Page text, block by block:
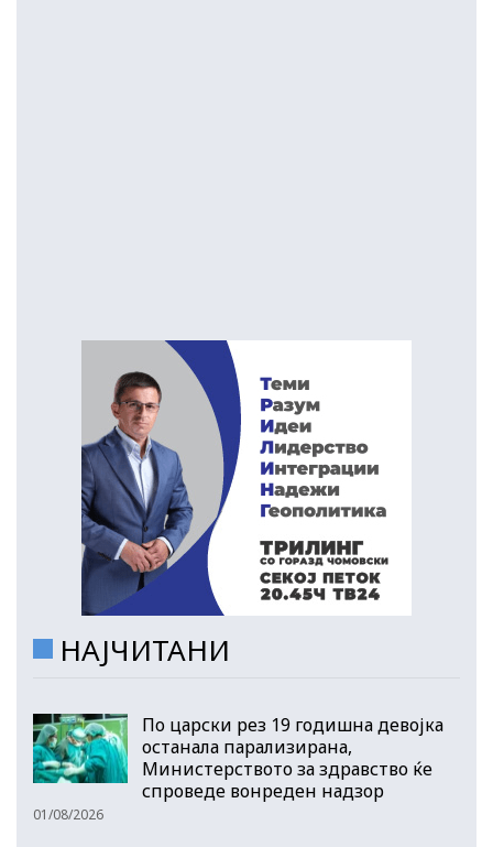
НАЈЧИТАНИ
По царски рез 19 годишна девојка
останала парализирана,
Министерството за здравство ќе
спроведе вонреден надзор
01/08/2026